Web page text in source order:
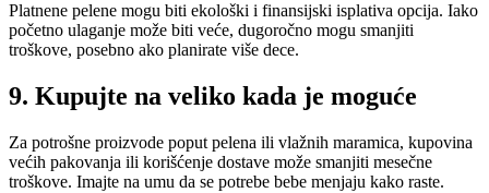
Platnene pelene mogu biti ekološki i finansijski isplativa opcija. Iako
početno ulaganje može biti veće, dugoročno mogu smanjiti
troškove, posebno ako planirate više dece.
9. Kupujte na veliko kada je moguće
Za potrošne proizvode poput pelena ili vlažnih maramica, kupovina
većih pakovanja ili korišćenje dostave može smanjiti mesečne
troškove. Imajte na umu da se potrebe bebe menjaju kako raste.